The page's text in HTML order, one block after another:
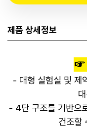
제품 상세정보
☞
- 대형 실험실 및 제
- 4단 구조를 기반으
건조할